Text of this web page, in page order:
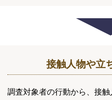
接触人物や立
調査対象者の行動から、接